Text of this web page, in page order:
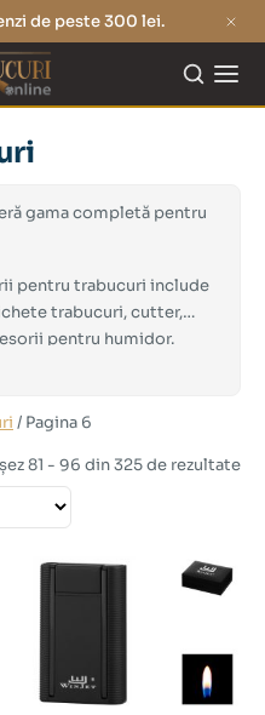
de peste 300 lei.
gama completă pentru
pentru trabucuri include
trabucuri, cutter,
pentru humidor.
calitate,
/ Pagina 6
81 - 96 din 325 de rezultate